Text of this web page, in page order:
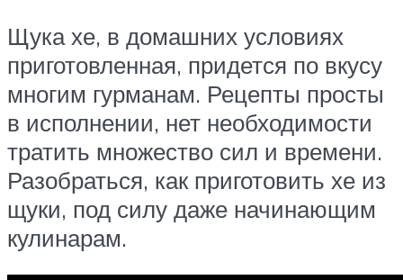
Щука хе, в домашних условиях
приготовленная, придется по вкусу
многим гурманам. Рецепты просты
в исполнении, нет необходимости
тратить множество сил и времени.
Разобраться, как приготовить хе из
щуки, под силу даже начинающим
кулинарам.